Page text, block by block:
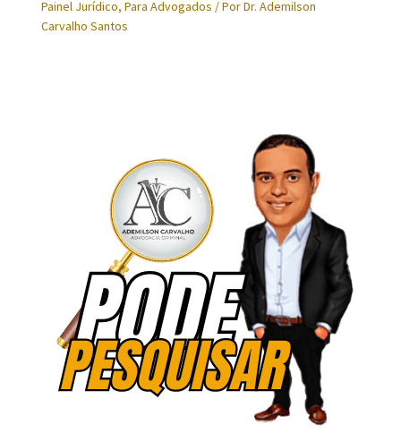
Painel Jurídico, Para Advogados / PorDr. Ademilson
Carvalho Santos